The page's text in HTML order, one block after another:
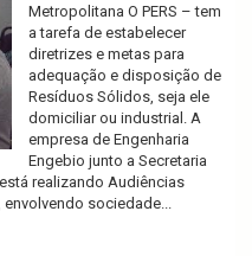
Metropolitana O PERS – tem
a tarefa de estabelecer
diretrizes e metas para
adequação e disposição de
Resíduos Sólidos, seja ele
domiciliar ou industrial. A
empresa de Engenharia
Engebio junto a Secretaria
realizando Audiências
sociedade...